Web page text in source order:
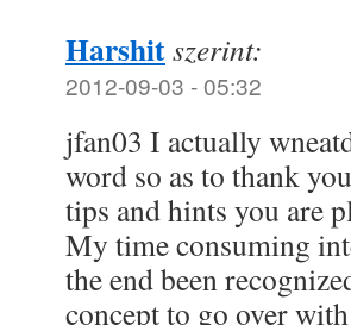
Harshitszerint:
2012-09-03 - 05:32
jfan03 I actually
word so as to thank
tips and hints you are
My time consuming
the end been
concept to go over